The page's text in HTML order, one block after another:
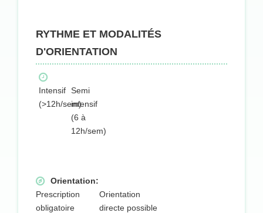
RYTHME ET MODALITÉS
D'ORIENTATION
Intensif
(>12h/sem)
Semi
intensif
(6 à
12h/sem)
Orientation:
Prescription
obligatoire
Orientation
directe possible